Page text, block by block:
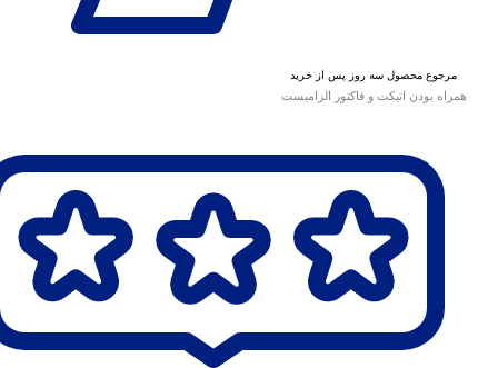
مرجوع محصول سه روز پس از خرید
همراه بودن اتیکت و فاکتور الزامیست